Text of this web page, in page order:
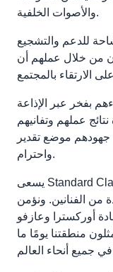
والأصوات الخلفية.
للدعم والتشجيع
من خلال عملهم أن
جهودهم موضع تقدير
واحترام.
يسعى Standard Classic Radio إلى أن يصبح بيتًا للثقافة
من الفنانين. ونؤمن
أوركسترا وعازفو
منطقتنا يومًا ما